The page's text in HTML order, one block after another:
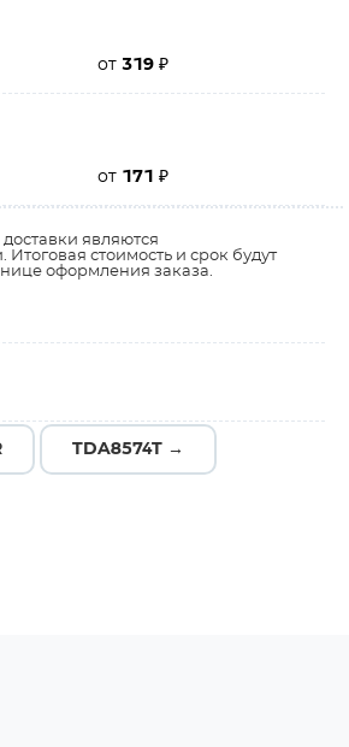
от 319 ₽
от 171 ₽
являются
стоимость и срок будут
оформления заказа.
TDA8574T →